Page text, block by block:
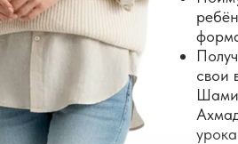
свои
урока